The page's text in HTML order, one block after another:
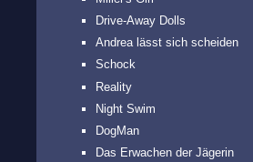
Drive-Away Dolls
Andrea lässt sich scheiden
Schock
Reality
Night Swim
DogMan
Das Erwachen der Jägerin